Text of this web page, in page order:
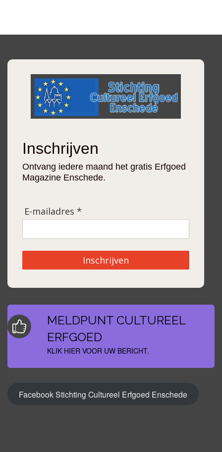
Inschrijven
Ontvang iedere maand het gratis Erfgoed
Magazine Enschede.
E-mailadres *
Inschrijven
MELDPUNT CULTUREEL
ERFGOED
KLIK HIER VOOR UW BERICHT.
Facebook Stichting Cultureel Erfgoed Enschede